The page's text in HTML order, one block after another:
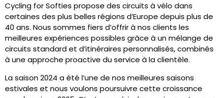
Cycling for Softies propose des circuits à vélo dans
certaines des plus belles régions d’Europe depuis plus de
40 ans. Nous sommes fiers d’offrir à nos clients les
meilleures expériences possibles grâce à un mélange de
circuits standard et d’itinéraires personnalisés, combinés
à une approche proactive du service à la clientèle.
La saison 2024 a été l’une de nos meilleures saisons
estivales et nous voulons poursuivre cette croissance